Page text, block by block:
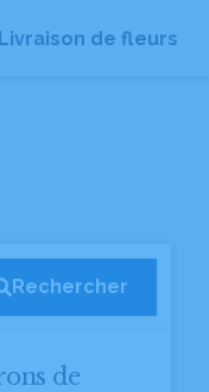
Livraison de fleurs
Rechercher
de